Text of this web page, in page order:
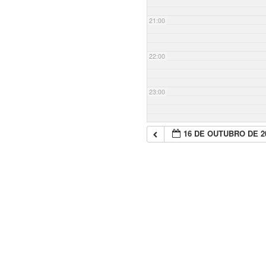
21:00
22:00
23:00
16 DE OUTUBRO DE